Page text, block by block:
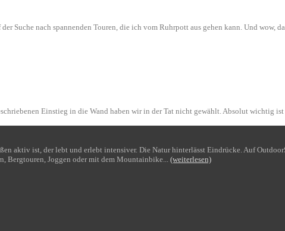
Suche nach spannenden Touren, die ich vom Ruhrpott aus gehen kann. Und wow,
Einstieg in die Wand haben wir in der Tat nicht gewählt. Absolut wichtig
aktiv ist, der lebt und erlebt intensiver. Die Natur hinterlässt Eindrücke. Auf
Bergtouren, Joggen oder mit dem Mountainbike... (weiterlesen)